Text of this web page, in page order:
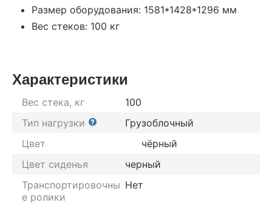
Размер оборудования: 1581*1428*1296 мм
Вес стеков: 100 кг
Характеристики
Вес стека, кг
100
Тип нагрузки
Грузоблочный
Цвет
чёрный
Цвет сиденья
черный
Транспортировочны
е ролики
Нет